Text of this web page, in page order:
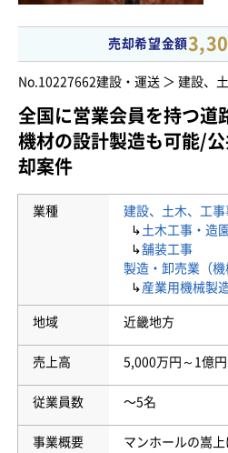
売却希望金額
No.10227662建設・運送 ＞ 建設、
全国に営業会員を持つ道
機材の設計製造も可能/
却案件
業種
建設、土木、工事
↳ 土木工事・造園
↳舗装工事
製造・卸売業（機
↳ 産業用機械製
地域 近畿地方
売上高 5,000万円～1億円
従業員数 〜5名
事業概要
マンホールの嵩